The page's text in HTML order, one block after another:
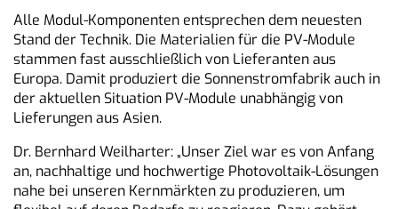
Alle Modul-Komponenten entsprechen dem neuesten
Stand der Technik. Die Materialien für die PV-Module
stammen fast ausschließlich von Lieferanten aus
Europa. Damit produziert die Sonnenstromfabrik auch in
der aktuellen Situation PV-Module unabhängig von
Lieferungen aus Asien.
Dr. Bernhard Weilharter: „Unser Ziel war es von Anfang
an, nachhaltige und hochwertige Photovoltaik-Lösungen
nahe bei unseren Kernmärkten zu produzieren, um